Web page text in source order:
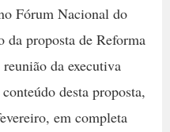
Fórum Nacional do
da proposta de Reforma
da executiva
desta proposta,
em completa